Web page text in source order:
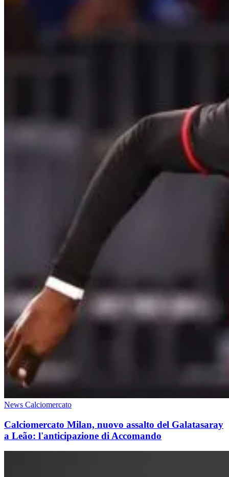
News Calciomercato
Calciomercato Milan, nuovo assalto del Galatasaray
a Leão: l'anticipazione di Accomando